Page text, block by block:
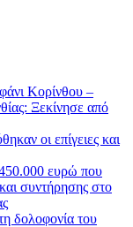
Κορίνθου –
Ξεκίνησε από
οι επίγειες και
ευρώ που
συντήρησης στο
δολοφονία του